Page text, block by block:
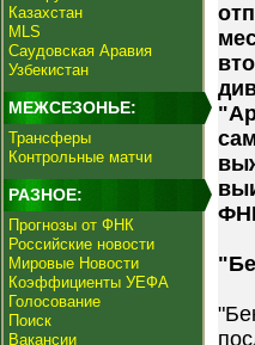
Казахстан
MLS
Саудовская Аравия
Узбекистан
МЕЖСЕЗОНЬЕ:
Трансферы
Контрольные матчи
РАЗНОЕ:
Прогнозы от ФНК
Российские новости
Мировые Новости
Коэффициенты УЕФА
Голосование
Поиск
Вакансии